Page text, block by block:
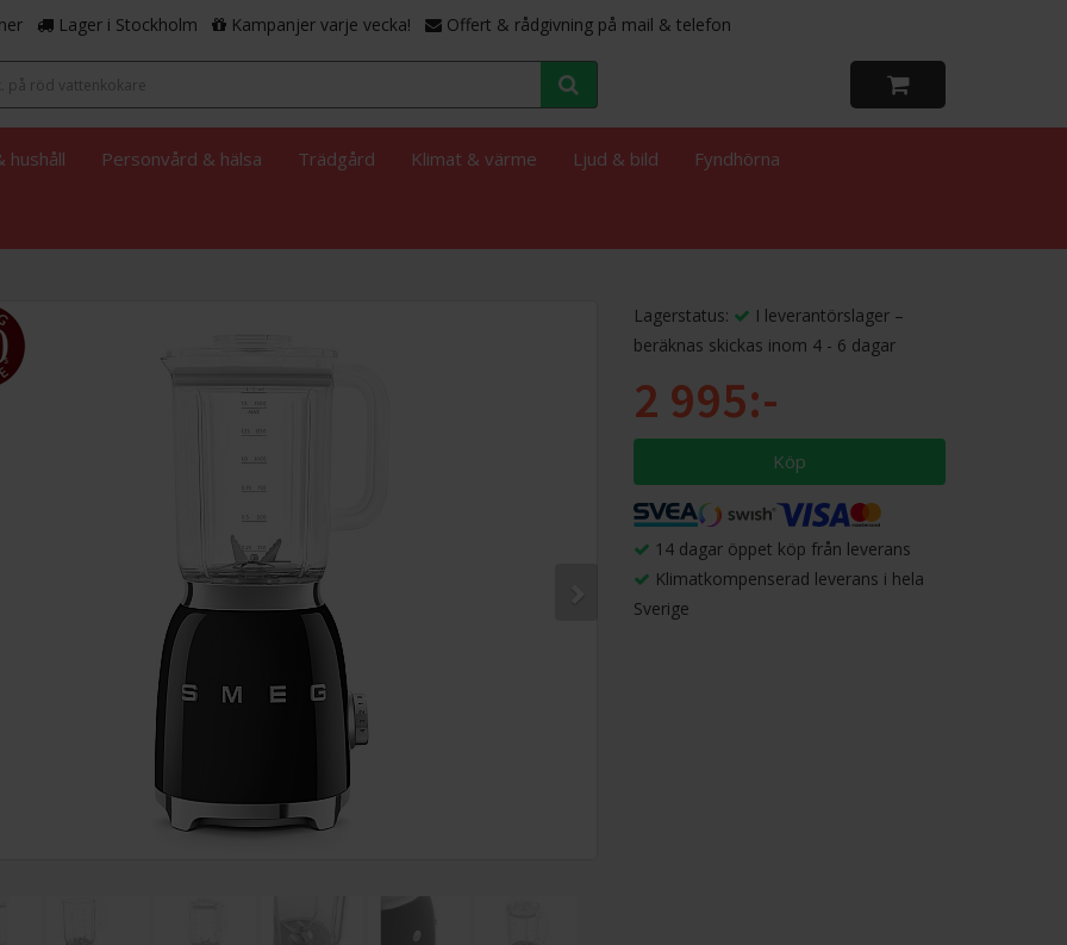
Lager i Stockholm Kampanjer varje vecka! Offert & rådgivning på mail & telefon
hushåll Personvård & hälsa Trädgård Klimat & värme Ljud & bild Fyndhörna
Lagerstatus:
I leverantörslager –
beräknas skickas inom 4 - 6 dagar
2 995:-
Köp
14 dagar öppet köp från leverans
Klimatkompenserad leverans i hela
Sverige